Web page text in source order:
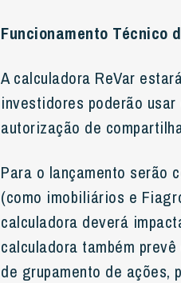
Funcionamento Técnico
A calculadora ReVar
investidores poderão
autorização de
Para o lançamento serão
(como imobiliários e
calculadora deverá
calculadora também
de grupamento de ações,